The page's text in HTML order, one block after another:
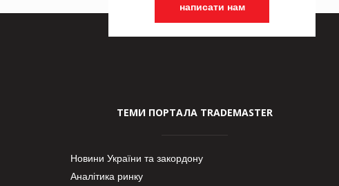
написати нам
ТЕМИ ПОРТАЛА TRADEMASTER
Новини України та закордону
Аналітика ринку